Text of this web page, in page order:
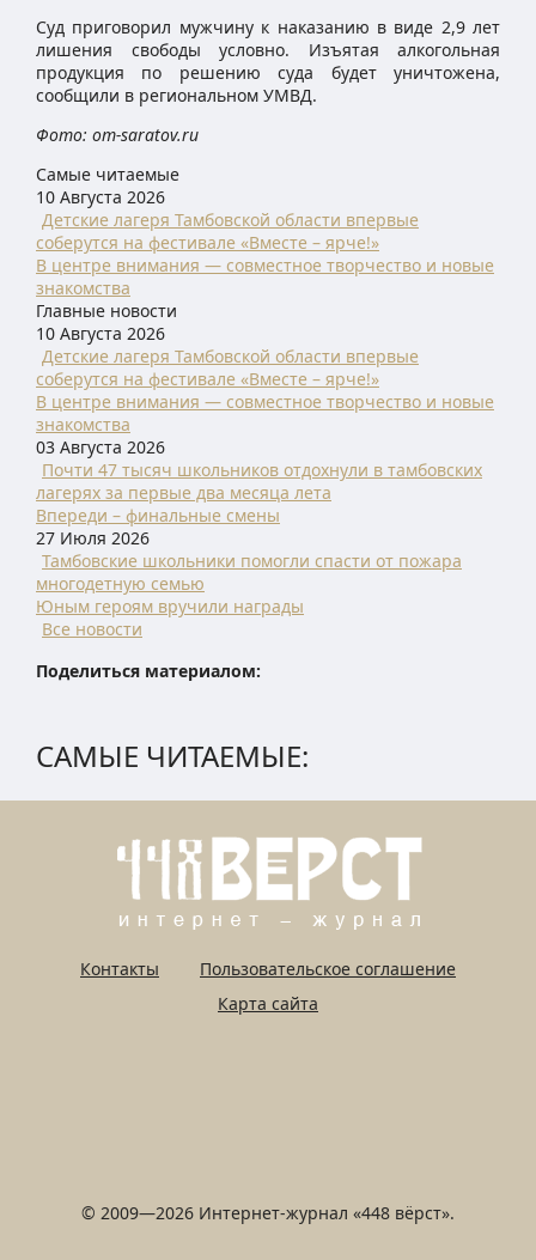
Суд приговорил мужчину к наказанию в виде 2,9 лет
лишения свободы условно. Изъятая алкогольная
продукция по решению суда будет уничтожена,
сообщили в региональном УМВД.
Фото: om-saratov.ru
Самые читаемые
10 Августа 2026
Детские лагеря Тамбовской области впервые
соберутся на фестивале «Вместе – ярче!»
В центре внимания — совместное творчество и новые
знакомства
Главные новости
10 Августа 2026
Детские лагеря Тамбовской области впервые
соберутся на фестивале «Вместе – ярче!»
В центре внимания — совместное творчество и новые
знакомства
03 Августа 2026
Почти 47 тысяч школьников отдохнули в тамбовских
лагерях за первые два месяца лета
Впереди – финальные смены
27 Июля 2026
Тамбовские школьники помогли спасти от пожара
многодетную семью
Юным героям вручили награды
Все новости
Поделиться материалом:
САМЫЕ ЧИТАЕМЫЕ:
Контакты
Пользовательское соглашение
Карта сайта
© 2009—2026 Интернет-журнал «448 вёрст».